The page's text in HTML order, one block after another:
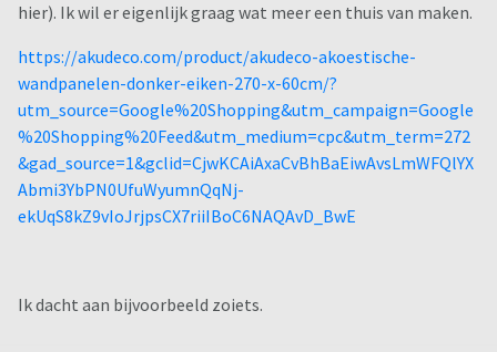
hier). Ik wil er eigenlijk graag wat meer een thuis van maken.
https://akudeco.com/product/akudeco-akoestische-
wandpanelen-donker-eiken-270-x-60cm/?
utm_source=Google%20Shopping&utm_campaign=Google
%20Shopping%20Feed&utm_medium=cpc&utm_term=272
&gad_source=1&gclid=CjwKCAiAxaCvBhBaEiwAvsLmWFQlYX
Abmi3YbPN0UfuWyumnQqNj-
ekUqS8kZ9vIoJrjpsCX7riiIBoC6NAQAvD_BwE
Ik dacht aan bijvoorbeeld zoiets.